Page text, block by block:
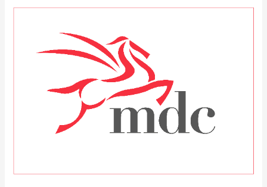
NUEVA
MADRID
AGENCIA
SUSCRIPCION